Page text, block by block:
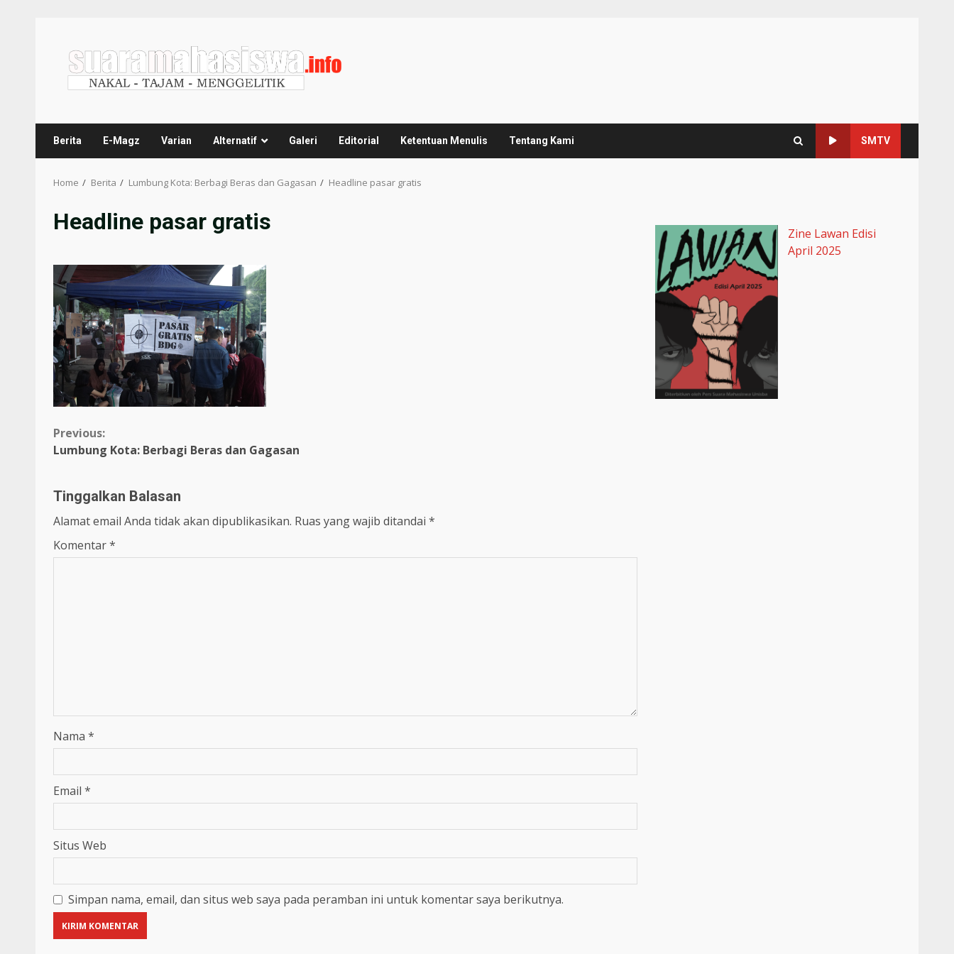
Berita E-Magz Varian Alternatif Galeri Editorial Ketentuan Menulis Tentang Kami SMTV
Home Berita Lumbung Kota: Berbagi Beras dan Gagasan Headline pasar gratis
Headline pasar gratis
Previous:
Lumbung Kota: Berbagi Beras dan Gagasan
Tinggalkan Balasan
Alamat email Anda tidak akan dipublikasikan. Ruas yang wajib ditandai *
Komentar*
Nama *
Email *
Situs Web
Simpan nama, email, dan situs web saya pada peramban ini untuk komentar saya berikutnya.
Zine Lawan Edisi
April 2025